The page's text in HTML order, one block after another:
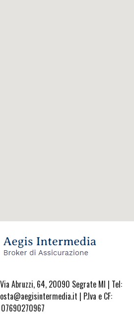
Via Abruzzi, 64, 20090 Segrate MI | Tel:
| P.Iva e CF:
07690270967